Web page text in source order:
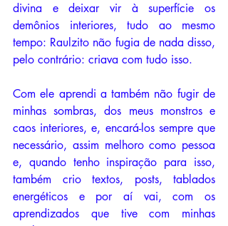
divina e deixar vir à superfície os
demônios interiores, tudo ao mesmo
tempo: Raulzito não fugia de nada disso,
pelo contrário: criava com tudo isso.
Com ele aprendi a também não fugir de
minhas sombras, dos meus monstros e
caos interiores, e, encará-los sempre que
necessário, assim melhoro como pessoa
e, quando tenho inspiração para isso,
também crio textos, posts, tablados
energéticos e por aí vai, com os
aprendizados que tive com minhas